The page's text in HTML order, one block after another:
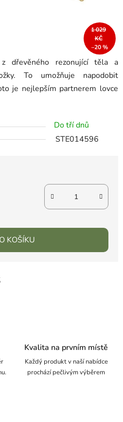
dřevěného rezonující těla a
To umožňuje napodobit
je nejlepším partnerem lovce
Do tří dnů
STE014596
KOŠÍKU
1 029
KČ
–20 %
Kvalita na prvním místě
Každý produkt v naší nabídce
prochází pečlivým výběrem